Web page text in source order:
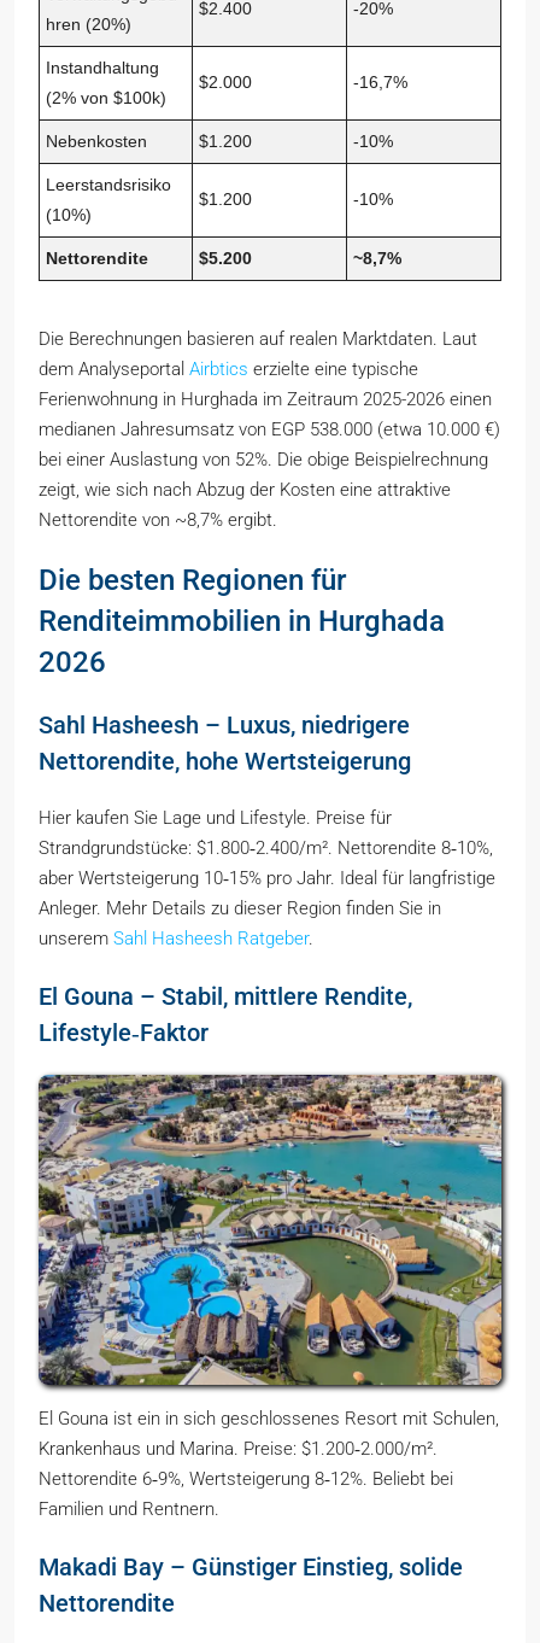
hren (20%)
$2.400 -20%
Instandhaltung
(2% von $100k)
$2.000 -16,7%
Nebenkosten $1.200 -10%
Leerstandsrisiko
(10%)
$1.200 -10%
Nettorendite $5.200 ~8,7%
Die Berechnungen basieren auf realen Marktdaten. Laut
dem Analyseportal Airbtics erzielte eine typische
Ferienwohnung in Hurghada im Zeitraum 2025-2026 einen
medianen Jahresumsatz von EGP 538.000 (etwa 10.000 €)
bei einer Auslastung von 52%. Die obige Beispielrechnung
zeigt, wie sich nach Abzug der Kosten eine attraktive
Nettorendite von ~8,7% ergibt.
Die besten Regionen für
Renditeimmobilien in Hurghada
2026
Sahl Hasheesh – Luxus, niedrigere
Nettorendite, hohe Wertsteigerung
Hier kaufen Sie Lage und Lifestyle. Preise für
Strandgrundstücke: $1.800‑2.400/m². Nettorendite 8‑10%,
aber Wertsteigerung 10‑15% pro Jahr. Ideal für langfristige
Anleger. Mehr Details zu dieser Region finden Sie in
unserem Sahl Hasheesh Ratgeber.
El Gouna – Stabil, mittlere Rendite,
Lifestyle‑Faktor
El Gouna ist ein in sich geschlossenes Resort mit Schulen,
Krankenhaus und Marina. Preise: $1.200‑2.000/m².
Nettorendite 6‑9%, Wertsteigerung 8‑12%. Beliebt bei
Familien und Rentnern.
Makadi Bay – Günstiger Einstieg, solide
Nettorendite